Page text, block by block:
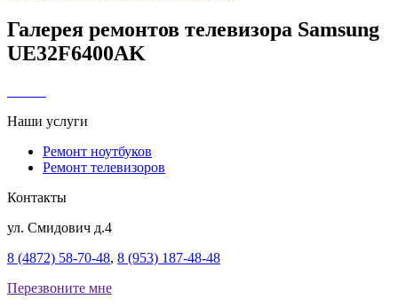
Галерея ремонтов телевизора Samsung
UE32F6400AK
Наши услуги
Ремонт ноутбуков
Ремонт телевизоров
Контакты
ул. Смидович д.4
8 (4872) 58-70-48, 8 (953) 187-48-48
Перезвоните мне